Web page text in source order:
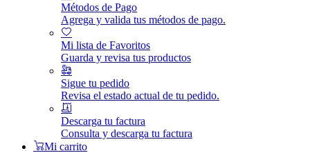
Métodos de Pago
Agrega y valida tus métodos de pago.
Mi lista de Favoritos
Guarda y revisa tus productos
Sigue tu pedido
Revisa el estado actual de tu pedido.
Descarga tu factura
Consulta y descarga tu factura
Mi carrito